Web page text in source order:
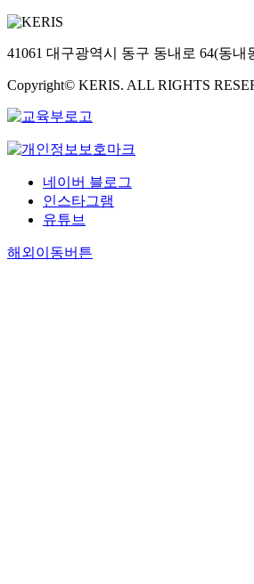
41061 대구광역시 동구 동내로 64(동내
Copyright© KERIS. ALL RIGHTS
네이버 블로그
인스타그램
유튜브
해외이동버튼